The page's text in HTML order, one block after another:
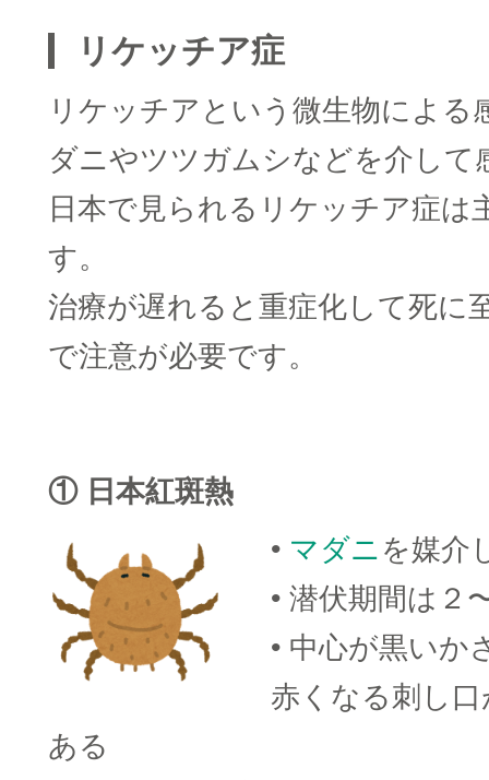
リケッチア症
リケッチアという微生物による
ダニやツツガムシなどを介して
日本で見られるリケッチア症は
す。
治療が遅れると重症化して死に
で注意が必要です。
① 日本紅斑熱
• マダニ を媒介
• 潜伏期間は２
• 中心が黒いか
赤くなる刺し
ある